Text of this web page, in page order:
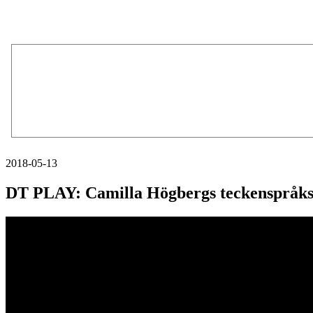
2018-05-13
DT PLAY: Camilla Högbergs